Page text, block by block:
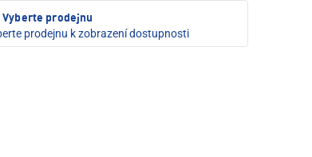
Vyberte prodejnu
prodejnu k zobrazení dostupnosti